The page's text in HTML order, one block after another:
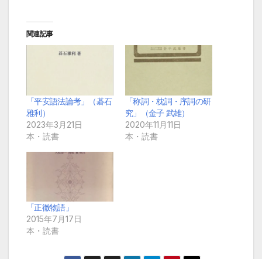
関連記事
「平安語法論考」（碁石
雅利）
2023年3月21日
本・読書
「称詞・枕詞・序詞の研
究」（金子 武雄）
2020年11月11日
本・読書
「正徹物語」
2015年7月17日
本・読書